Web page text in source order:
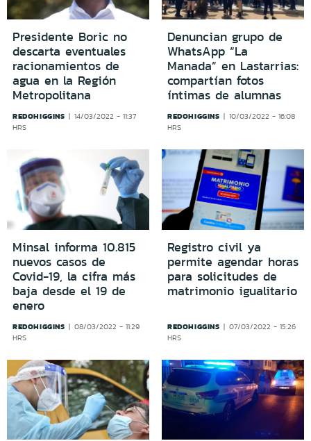
Presidente Boric no
descarta eventuales
racionamientos de
agua en la Región
Metropolitana
REDOHIGGINS
14/03/2022 - 11:37
HRS
Denuncian grupo de
WhatsApp “La
Manada” en Lastarrias:
compartían fotos
íntimas de alumnas
REDOHIGGINS
10/03/2022 - 16:08
HRS
Minsal informa 10.815
nuevos casos de
Covid-19, la cifra más
baja desde el 19 de
enero
REDOHIGGINS
08/03/2022 - 11:29
HRS
Registro civil ya
permite agendar horas
para solicitudes de
matrimonio igualitario
REDOHIGGINS
07/03/2022 - 15:26
HRS